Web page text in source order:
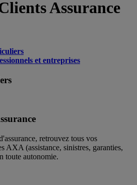
Assurance
et entreprises
retrouvez tous vos
AXA (assistance, sinistres, garanties,
toute autonomie.